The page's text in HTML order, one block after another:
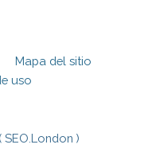
Mapa del sitio
uso
SEO.London )